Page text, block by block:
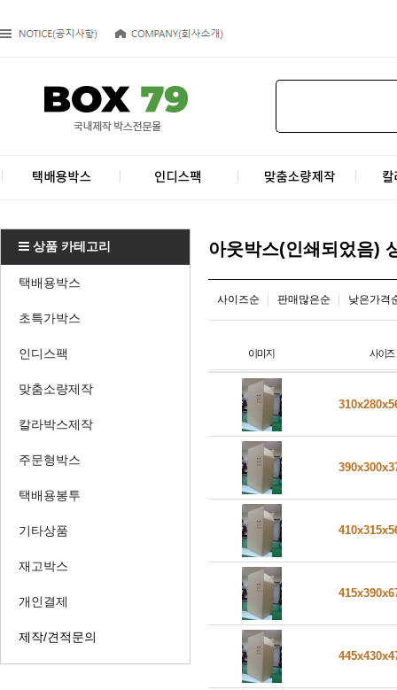
상품 카테고리
택배용박스
초특가박스
인디스팩
맞춤소량제작
칼라박스제작
주문형박스
택배용봉투
기타상품
재고박스
개인결제
제작/견적문의
아웃박스(인쇄되었음)
사이즈순 판매많은순 낮은가격